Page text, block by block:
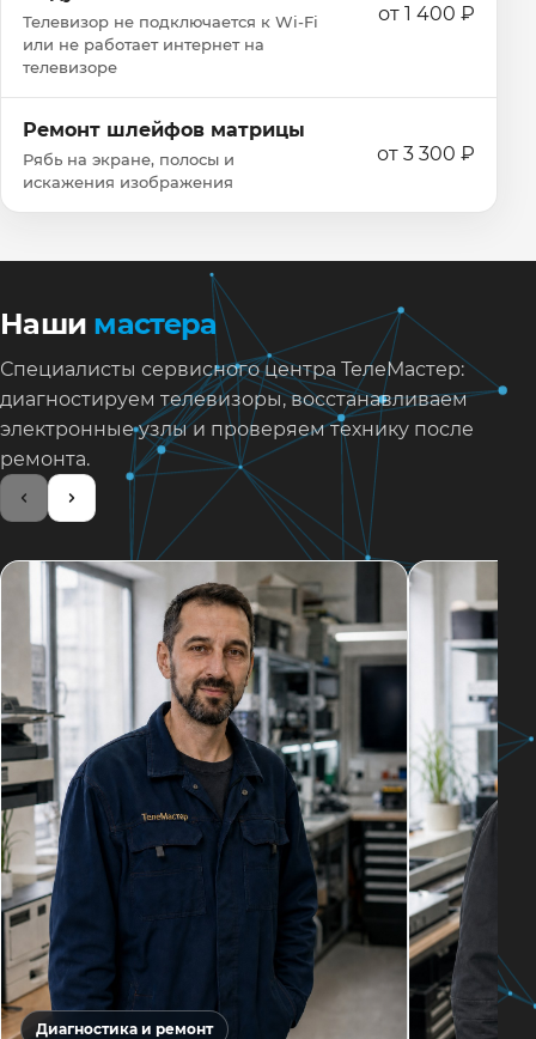
Телевизор не подключается к Wi‑Fi
или не работает интернет на
телевизоре
от 1 400 ₽
Ремонт шлейфов матрицы
Рябь на экране, полосы и
искажения изображения
от 3 300 ₽
Наши мастера
Специалисты сервисного центра ТелеМастер:
диагностируем телевизоры, восстанавливаем
электронные узлы и проверяем технику после
ремонта.
Диагностика и ремонт